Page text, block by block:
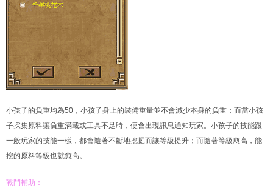
小孩子的負重均為50，小孩子身上的裝備重量並不會減少本身的負重；而當小孩
子採集原料讓負重滿載或工具不足時，便會出現訊息通知玩家。小孩子的技能跟
一般玩家的技能一樣，都會隨著不斷地挖掘而讓等級提升；而隨著等級愈高，能
挖的原料等級也就愈高。
戰鬥輔助：